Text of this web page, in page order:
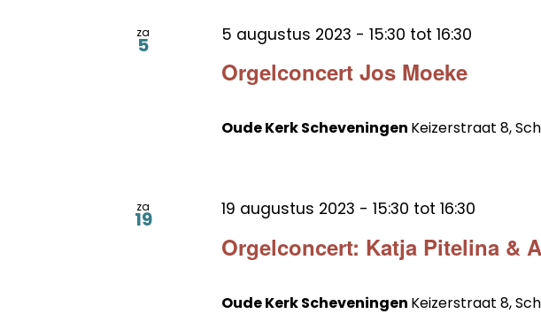
za
5
Orgelconcert Jos Moeke
5 augustus 2023 - 15:30 tot 16:30
Oude Kerk Scheveningen Keizerstraat 8,
za
19
Orgelconcert: Katja Pitelina &
19 augustus 2023 - 15:30 tot 16:30
Oude Kerk Scheveningen Keizerstraat 8,